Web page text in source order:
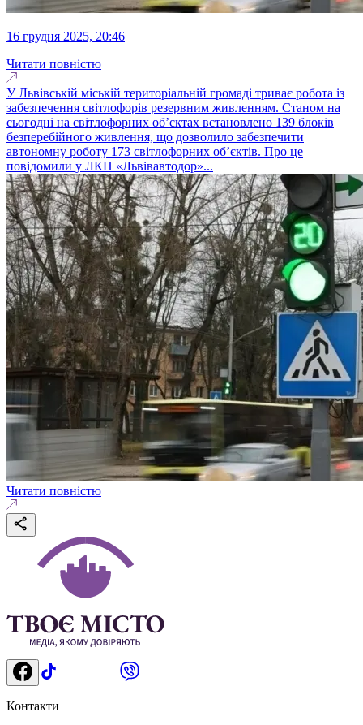
16 грудня 2025, 20:46
Читати повністю
У Львівській міській територіальній громаді триває робота із
забезпечення світлофорів резервним живленням. Станом на
сьогодні на світлофорних об’єктах встановлено 139 блоків
безперебійного живлення, що дозволило забезпечити
автономну роботу 173 світлофорних об’єктів. Про це
повідомили у ЛКП «Львівавтодор»...
Читати повністю
Контакти